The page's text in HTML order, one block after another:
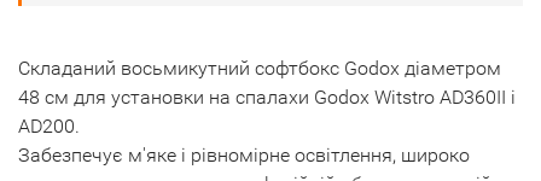
Складаний восьмикутний софтбокс Godox діаметром
48 см для установки на спалахи Godox Witstro AD360II і
AD200.
Забезпечує м'яке і рівномірне освітлення, широко